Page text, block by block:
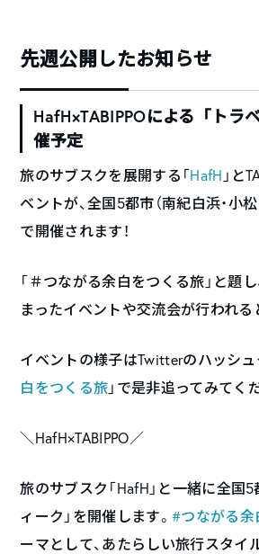
先週公開したお知らせ
HafH×TABIPPOによる「トラ
催予定
旅のサブスクを展開する「HafH 」と
ベントが、全国5都市（南紀白浜・小松
で開催されます！
「＃つながる余白をつくる旅」と題
まったイベントや交流会が行われる
イベントの様子はTwitterのハッシュ
白をつくる旅 」で是非追ってみてく
＼HafH×TABIPPO／
旅のサブスク「HafH」と一緒に全国
ィーク」を開催します。 #つながる余
ーマとして、あたらしい旅行スタイ